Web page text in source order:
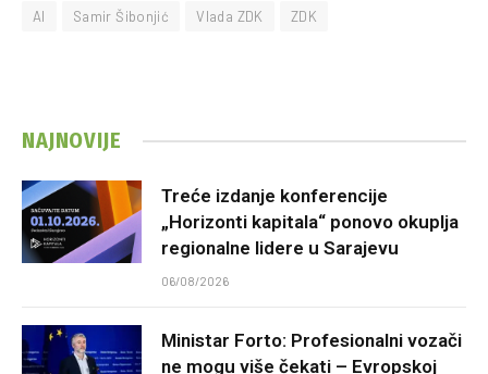
AI Samir Šibonjić Vlada ZDK ZDK
NAJNOVIJE
Treće izdanje konferencije
„Horizonti kapitala“ ponovo okuplja
regionalne lidere u Sarajevu
06/08/2026
Ministar Forto: Profesionalni vozači
ne mogu više čekati – Evropskoj